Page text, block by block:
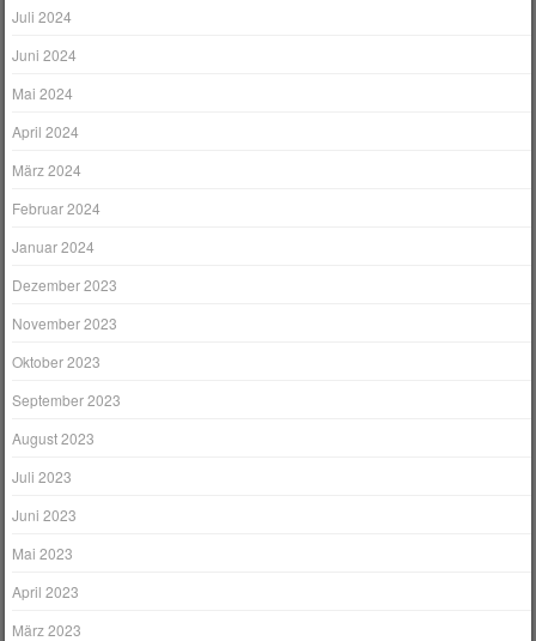
Juli 2024
Juni 2024
Mai 2024
April 2024
März 2024
Februar 2024
Januar 2024
Dezember 2023
November 2023
Oktober 2023
September 2023
August 2023
Juli 2023
Juni 2023
Mai 2023
April 2023
März 2023